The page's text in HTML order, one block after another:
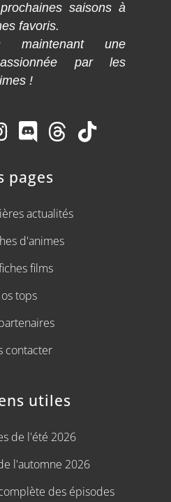
saisons à
favoris.
maintenant une
par les
!
pages
actualités
d'animes
films
tops
contacter
utiles
de l'été 2026
l'automne 2026
des épisodes